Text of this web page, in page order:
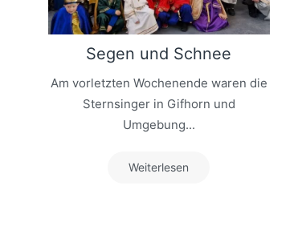
Segen und Schnee
Am vorletzten Wochenende waren die
Sternsinger in Gifhorn und
Umgebung...
Weiterlesen